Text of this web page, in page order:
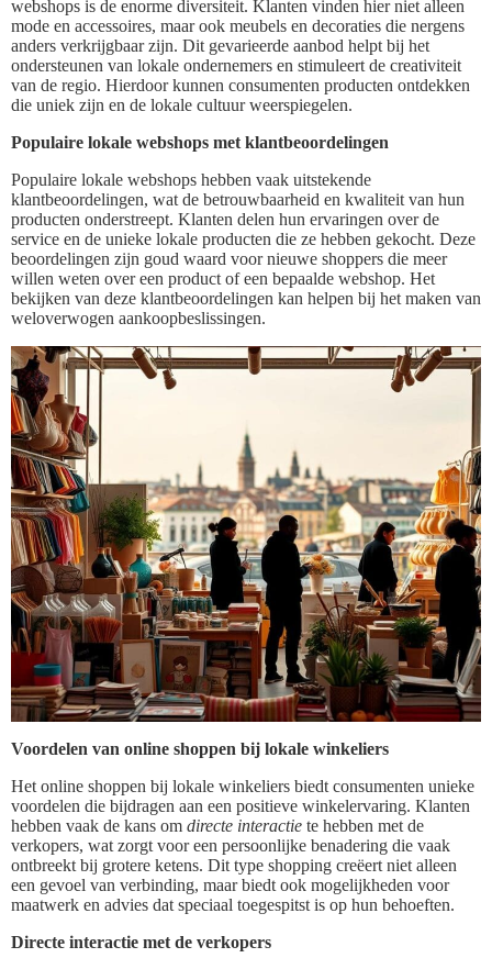
webshops is de enorme diversiteit. Klanten vinden hier niet alleen
mode en accessoires, maar ook meubels en decoraties die nergens
anders verkrijgbaar zijn. Dit gevarieerde aanbod helpt bij het
ondersteunen van lokale ondernemers en stimuleert de creativiteit
van de regio. Hierdoor kunnen consumenten producten ontdekken
die uniek zijn en de lokale cultuur weerspiegelen.
Populaire lokale webshops met klantbeoordelingen
Populaire lokale webshops hebben vaak uitstekende
klantbeoordelingen, wat de betrouwbaarheid en kwaliteit van hun
producten onderstreept. Klanten delen hun ervaringen over de
service en de unieke lokale producten die ze hebben gekocht. Deze
beoordelingen zijn goud waard voor nieuwe shoppers die meer
willen weten over een product of een bepaalde webshop. Het
bekijken van deze klantbeoordelingen kan helpen bij het maken van
weloverwogen aankoopbeslissingen.
Voordelen van online shoppen bij lokale winkeliers
Het online shoppen bij lokale winkeliers biedt consumenten unieke
voordelen die bijdragen aan een positieve winkelervaring. Klanten
hebben vaak de kans om directe interactie te hebben met de
verkopers, wat zorgt voor een persoonlijke benadering die vaak
ontbreekt bij grotere ketens. Dit type shopping creëert niet alleen
een gevoel van verbinding, maar biedt ook mogelijkheden voor
maatwerk en advies dat speciaal toegespitst is op hun behoeften.
Directe interactie met de verkopers